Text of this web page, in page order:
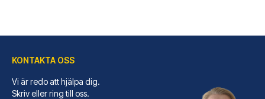
Hotel Senator
Hotel Senator ligger centralt ...
KONTAKTA OSS
Vi är redo att hjälpa dig.
Skriv eller ring till oss.